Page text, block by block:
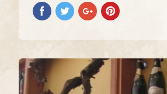
Partilhar
no
Partilhar
no
Partilhar
no
Partilhar
no